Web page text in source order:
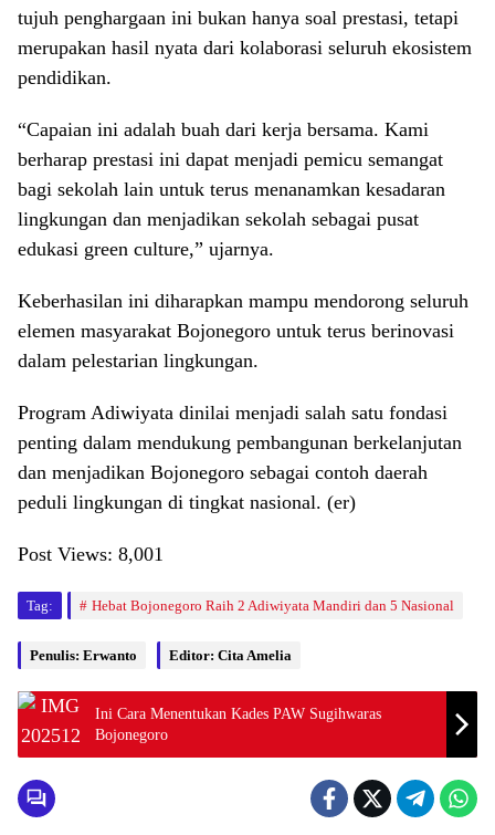
tujuh penghargaan ini bukan hanya soal prestasi, tetapi
merupakan hasil nyata dari kolaborasi seluruh ekosistem
pendidikan.
“Capaian ini adalah buah dari kerja bersama. Kami
berharap prestasi ini dapat menjadi pemicu semangat
bagi sekolah lain untuk terus menanamkan kesadaran
lingkungan dan menjadikan sekolah sebagai pusat
edukasi green culture,” ujarnya.
Keberhasilan ini diharapkan mampu mendorong seluruh
elemen masyarakat Bojonegoro untuk terus berinovasi
dalam pelestarian lingkungan.
Program Adiwiyata dinilai menjadi salah satu fondasi
penting dalam mendukung pembangunan berkelanjutan
dan menjadikan Bojonegoro sebagai contoh daerah
peduli lingkungan di tingkat nasional. (er)
Post Views: 8,001
Tag: Hebat Bojonegoro Raih 2 Adiwiyata Mandiri dan 5 Nasional
Penulis: Erwanto Editor: Cita Amelia
Ini Cara Menentukan Kades PAW Sugihwaras
Bojonegoro